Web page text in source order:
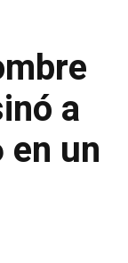
a
un